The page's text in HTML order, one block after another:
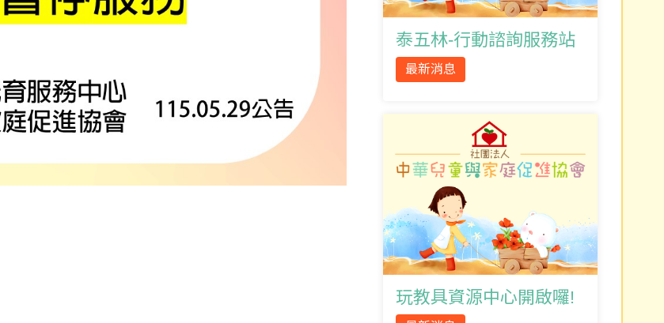
泰五林-行動諮詢服務站
最新消息
玩教具資源中心開啟囉!